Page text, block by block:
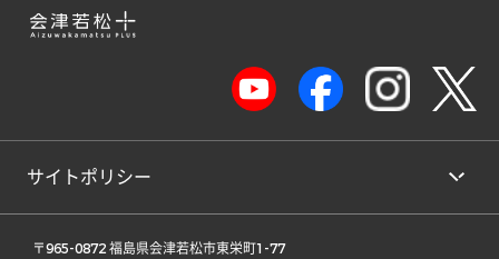
サイトポリシー
〒965-0872 福島県会津若松市東栄町1-77